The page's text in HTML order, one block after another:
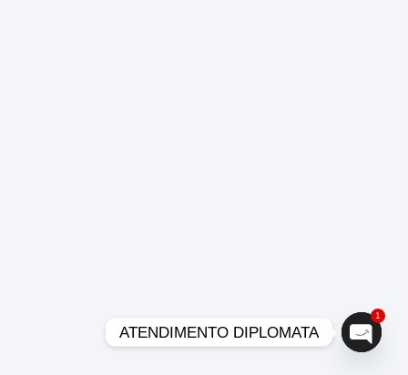
ATENDIMENTO DIPLOMATA
1